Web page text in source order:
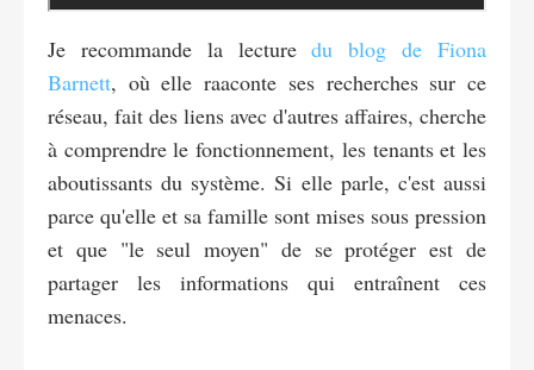
Je recommande la lecturedu blog de Fiona
Barnett, où elle raaconte ses recherches sur ce
réseau, fait des liens avec d'autres affaires, cherche
à comprendre le fonctionnement, les tenants et les
aboutissants du système. Si elle parle, c'est aussi
parce qu'elle et sa famille sont mises sous pression
et que "le seul moyen" de se protéger est de
partager les informations qui entraînent ces
menaces.